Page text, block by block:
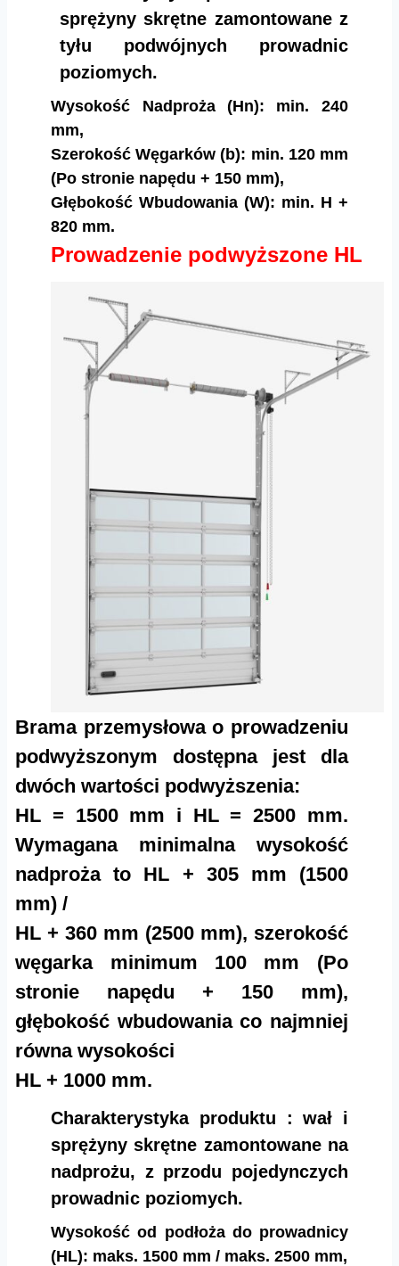
sprężyny skrętne zamontowane z
tyłu podwójnych prowadnic
poziomych.
Wysokość Nadproża (Hn): min. 240
mm,
Szerokość Węgarków (b): min. 120 mm
(Po stronie napędu + 150 mm),
Głębokość Wbudowania (W): min. H +
820 mm.
Prowadzenie podwyższone HL
Brama przemysłowa o prowadzeniu
podwyższonym dostępna jest dla
dwóch wartości podwyższenia:
HL = 1500 mm i HL = 2500 mm.
Wymagana minimalna wysokość
nadproża to HL + 305 mm (1500
mm) /
HL + 360 mm (2500 mm), szerokość
węgarka minimum 100 mm (Po
stronie napędu + 150 mm),
głębokość wbudowania co najmniej
równa wysokości
HL + 1000 mm.
Charakterystyka produktu : wał i
sprężyny skrętne zamontowane na
nadprożu, z przodu pojedynczych
prowadnic poziomych.
Wysokość od podłoża do prowadnicy
(HL): maks. 1500 mm / maks. 2500 mm,